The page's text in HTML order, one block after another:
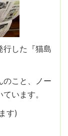
行した『猫島
のこと、ノー
います。
す)